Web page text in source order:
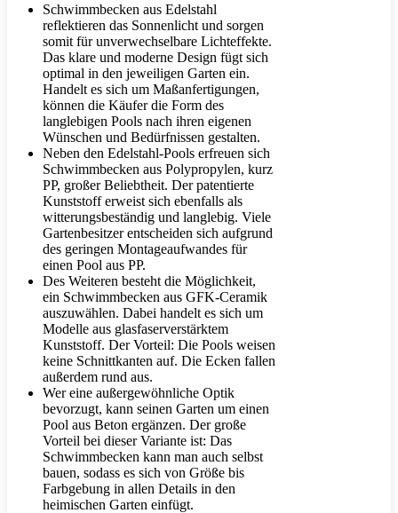
Schwimmbecken aus Edelstahl
reflektieren das Sonnenlicht und sorgen
somit für unverwechselbare Lichteffekte.
Das klare und moderne Design fügt sich
optimal in den jeweiligen Garten ein.
Handelt es sich um Maßanfertigungen,
können die Käufer die Form des
langlebigen Pools nach ihren eigenen
Wünschen und Bedürfnissen gestalten.
Neben den Edelstahl-Pools erfreuen sich
Schwimmbecken aus Polypropylen, kurz
PP, großer Beliebtheit. Der patentierte
Kunststoff erweist sich ebenfalls als
witterungsbeständig und langlebig. Viele
Gartenbesitzer entscheiden sich aufgrund
des geringen Montageaufwandes für
einen Pool aus PP.
Des Weiteren besteht die Möglichkeit,
ein Schwimmbecken aus GFK-Ceramik
auszuwählen. Dabei handelt es sich um
Modelle aus glasfaserverstärktem
Kunststoff. Der Vorteil: Die Pools weisen
keine Schnittkanten auf. Die Ecken fallen
außerdem rund aus.
Wer eine außergewöhnliche Optik
bevorzugt, kann seinen Garten um einen
Pool aus Beton ergänzen. Der große
Vorteil bei dieser Variante ist: Das
Schwimmbecken kann man auch selbst
bauen, sodass es sich von Größe bis
Farbgebung in allen Details in den
heimischen Garten einfügt.